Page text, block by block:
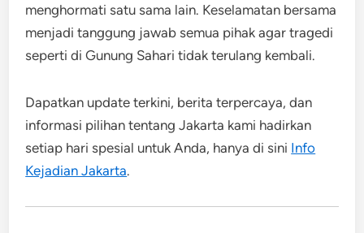
menghormati satu sama lain. Keselamatan bersama
menjadi tanggung jawab semua pihak agar tragedi
seperti di Gunung Sahari tidak terulang kembali.
Dapatkan update terkini, berita terpercaya, dan
informasi pilihan tentang Jakarta kami hadirkan
setiap hari spesial untuk Anda, hanya di sini Info
Kejadian Jakarta.